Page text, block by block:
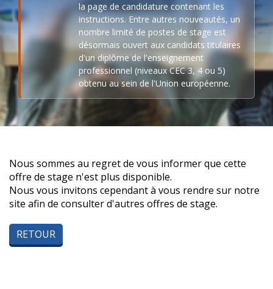
la page de candidature contenant les
instructions. Entre autres nouveautés, un
nombre limité de postes de stage est
désormais ouvert aux candidats titulaires
d'un diplôme de l'enseignement
professionnel (niveaux CEC 3, 4 ou 5)
obtenu au sein de l'Union européenne.
Nous sommes au regret de vous informer que cette
offre de stage n'est plus disponible.
Nous vous invitons cependant à vous rendre sur notre
site afin de consulter d'autres offres de stage.
RETOUR